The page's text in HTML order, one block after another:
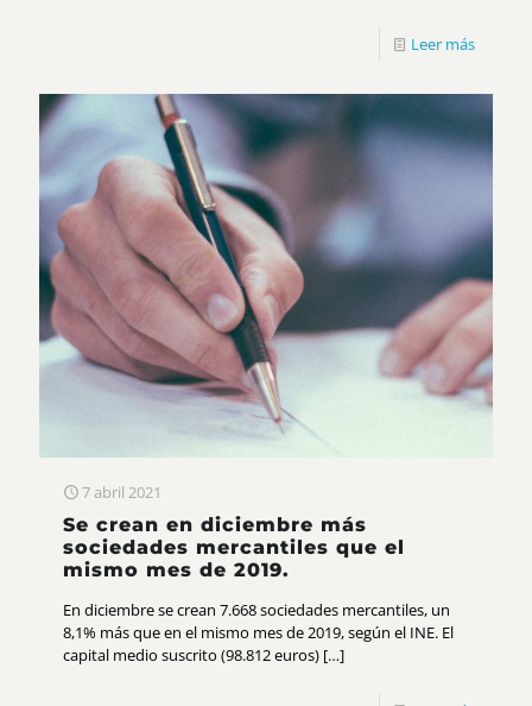
Leer más
7 abril 2021
Se crean en diciembre más
sociedades mercantiles que el
mismo mes de 2019.
En diciembre se crean 7.668 sociedades mercantiles, un
8,1% más que en el mismo mes de 2019, según el INE. El
capital medio suscrito (98.812 euros) […]